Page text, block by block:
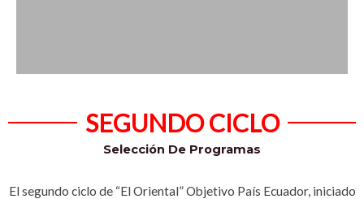
SEGUNDO CICLO
Selección De Programas
El segundo ciclo de “El Oriental” Objetivo País Ecuador, iniciado